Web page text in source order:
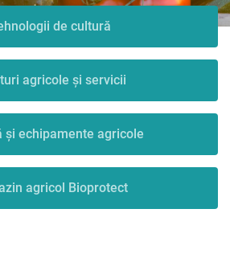
de cultură
agricole și servicii
și echipamente agricole
agricol Bioprotect